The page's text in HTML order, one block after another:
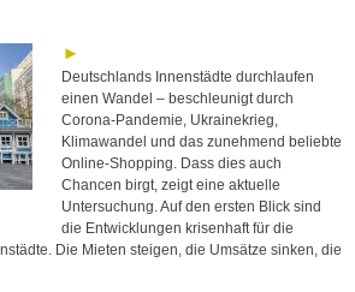
Deutschlands Innenstädte durchlaufen
einen Wandel – beschleunigt durch
Corona-Pandemie, Ukrainekrieg,
Klimawandel und das zunehmend beliebte
Online-Shopping. Dass dies auch
Chancen birgt, zeigt eine aktuelle
Untersuchung. Auf den ersten Blick sind
die Entwicklungen krisenhaft für die
Die Mieten steigen, die Umsätze sinken, die